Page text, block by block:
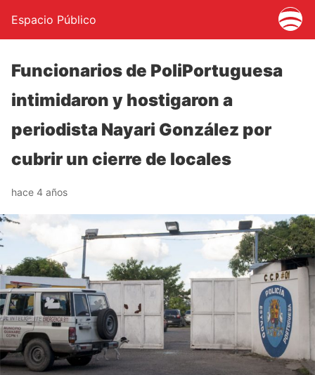
Espacio Público
Funcionarios de PoliPortuguesa
intimidaron y hostigaron a
periodista Nayari González por
cubrir un cierre de locales
hace 4 años